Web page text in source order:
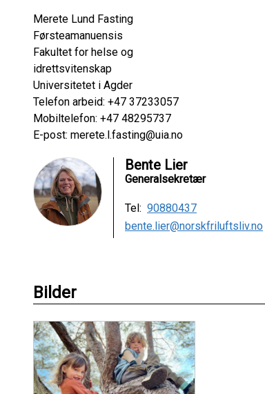
Merete Lund Fasting
Førsteamanuensis
Fakultet for helse og
idrettsvitenskap
Universitetet i Agder
Telefon arbeid: +47 37233057
Mobiltelefon: +47 48295737
E-post: merete.l.fasting@uia.no
Bente Lier
Generalsekretær
Tel: 90880437
bente.lier@norskfriluftsliv.no
Bilder